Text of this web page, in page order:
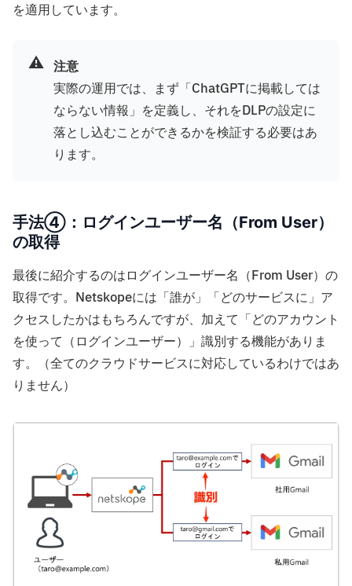
を適用しています。
⚠️ 注意
実際の運用では、まず「ChatGPTに掲載しては
ならない情報」を定義し、それをDLPの設定に
落とし込むことができるかを検証する必要はあ
ります。
手法④：ログインユーザー名（From User）
の取得
最後に紹介するのはログインユーザー名（From User）の
取得です。Netskopeには「誰が」「どのサービスに」ア
クセスしたかはもちろんですが、加えて「どのアカウント
を使って（ログインユーザー）」識別する機能がありま
す。（全てのクラウドサービスに対応しているわけではあ
りません）